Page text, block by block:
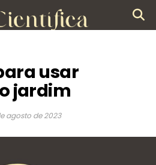
usar
jardim
agosto de 2023